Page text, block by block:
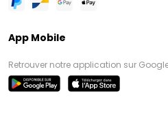
App Mobile
Retrouver notre application sur